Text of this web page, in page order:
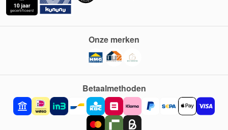
Betaalmethoden
Onze merken